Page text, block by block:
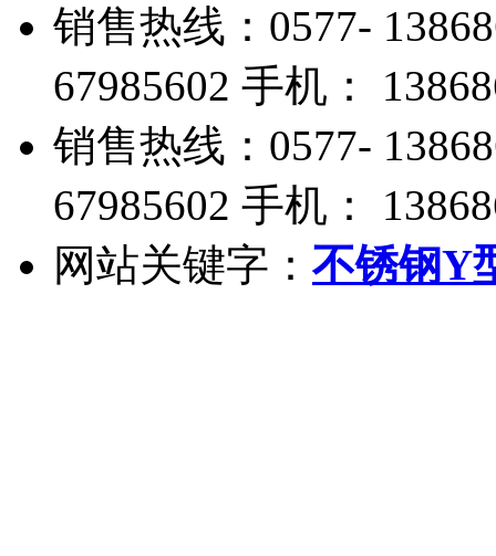
销售热线：0577-
67985602 手机：
销售热线：0577-
67985602 手机：
网站关键字： 不锈钢Y